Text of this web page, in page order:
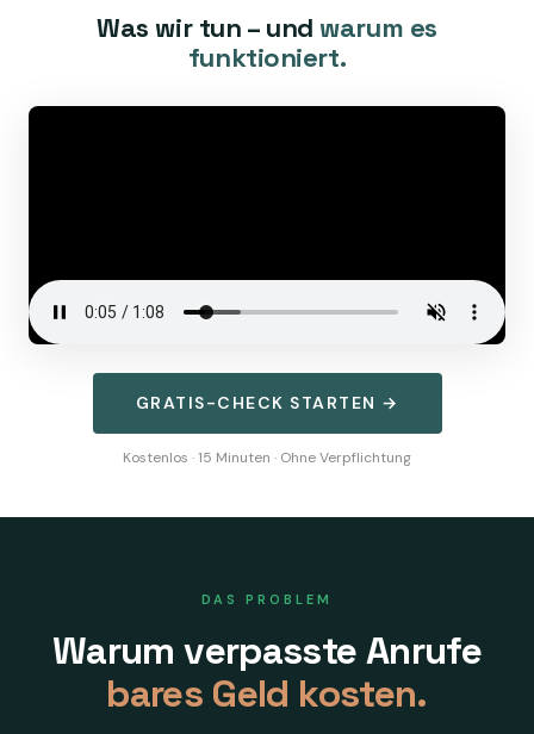
Was wir tun – und warum es
funktioniert.
GRATIS-CHECK STARTEN →
Kostenlos · 15 Minuten · Ohne Verpflichtung
DAS PROBLEM
Warum verpasste Anrufe
bares Geld kosten.